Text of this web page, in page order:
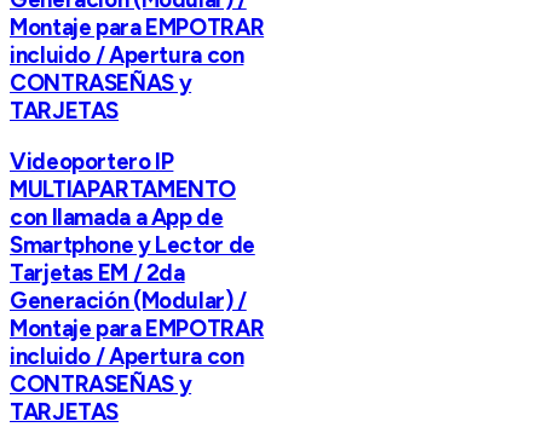
Montaje para EMPOTRAR
incluido / Apertura con
CONTRASEÑAS y
TARJETAS
Videoportero IP
MULTIAPARTAMENTO
con llamada a App de
Smartphone y Lector de
Tarjetas EM / 2da
Generación (Modular) /
Montaje para EMPOTRAR
incluido / Apertura con
CONTRASEÑAS y
TARJETAS